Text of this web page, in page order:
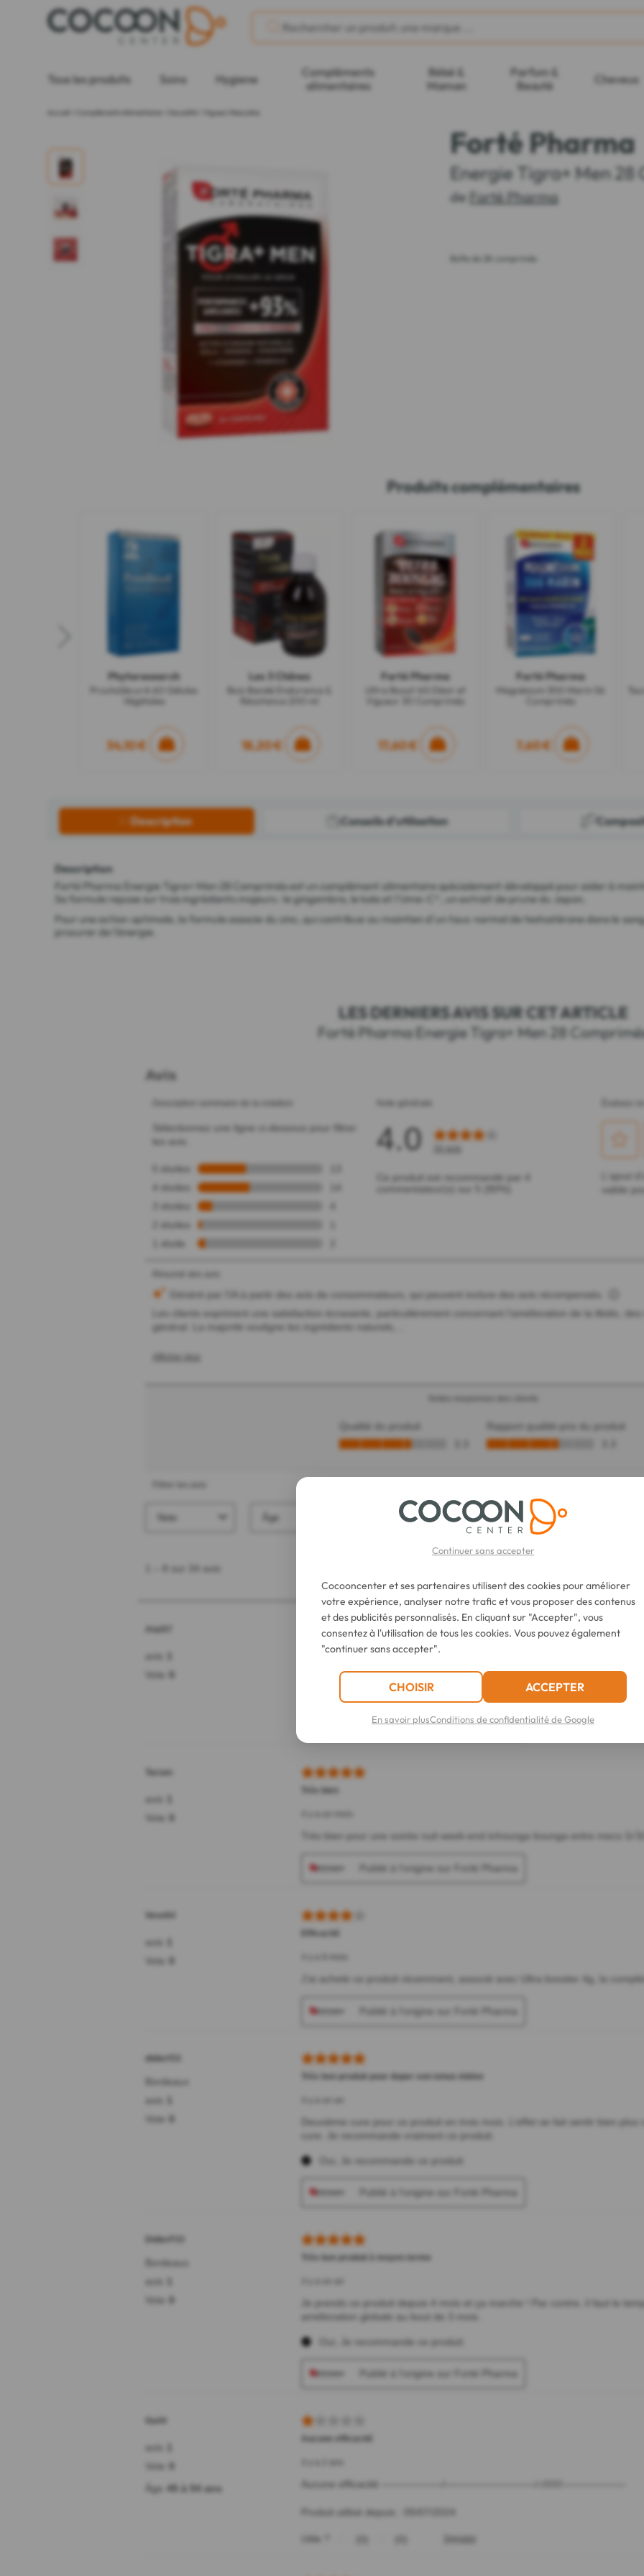
Tous les produits Soins Hygiene
Compléments
alimentaires
Bébé &
Maman
Parfum &
Beauté
Cheveux
Vigueur Masculine
Forté Pharma
Energie Tigra+ Men 28
de Forté Pharma
Boîte de 28 comprimés
Produits complémentaires
Phytoresearch
ProstaSécurA 60 Gélules
Végétales
34,10 €
Les 3 Chênes
Bois Bandé Endurance &
18,20 €
Forté Pharma
Ultra Boost 4G Désir et
Vigueur 30 Comprimés
17,60 €
Forté Pharma
Magnésium 300 Marin 56
Comprimés
7,60 €
Description Conseils d'utilisation
Description
Forté Pharma Energie Tigra+ Men 28 Comprimés est un complément alimentaire spécialement développé pour aider à
Sa formule repose sur trois ingrédients majeurs : le gingembre, le kola et l'Ume-C®, un extrait de prune du Japon.
Pour une action optimale, la formule associe du zinc, qui contribue au maintien d'un taux normal de testostérone dans le
procurer de l'énergie.
LES DERNIERS AVIS SUR CET ARTICLE
Forté Pharma Energie Tigra+ Men 28
Continuer sans accepter
Cocooncenter et ses partenaires utilisent des cookies pour améliorer
votre expérience, analyser notre trafic et vous proposer des contenus
et des publicités personnalisés. En cliquant sur "Accepter", vous
consentez à l'utilisation de tous les cookies. Vous pouvez également
"continuer sans accepter".
CHOISIR ACCEPTER
En savoir plusConditions de confidentialité de Google